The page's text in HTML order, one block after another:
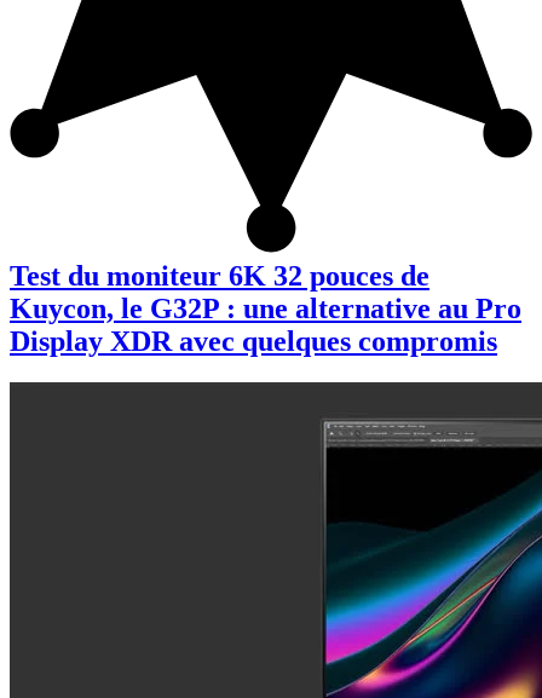
Test du moniteur 6K 32 pouces de
Kuycon, le G32P : une alternative au Pro
Display XDR avec quelques compromis